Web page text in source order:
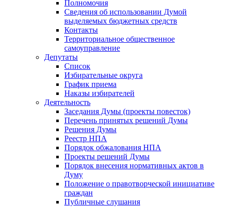
Полномочия
Сведения об использовании Думой
выделяемых бюджетных средств
Контакты
Территориальное общественное
самоуправление
Депутаты
Список
Избирательные округа
График приема
Наказы избирателей
Деятельность
Заседания Думы (проекты повесток)
Перечень принятых решений Думы
Решения Думы
Реестр НПА
Порядок обжалования НПА
Проекты решений Думы
Порядок внесения нормативных актов в
Думу
Положение о правотворческой инициативе
граждан
Публичные слушания